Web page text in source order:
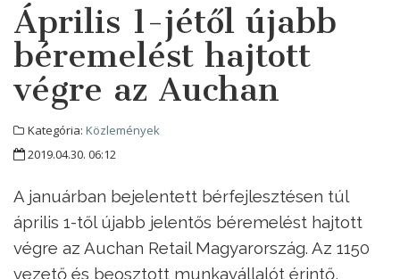
Április 1-jétől újabb
béremelést hajtott
végre az Auchan
Kategória: Közlemények
2019.04.30. 06:12
A januárban bejelentett bérfejlesztésen túl
április 1-től újabb jelentős béremelést hajtott
végre az Auchan Retail Magyarország. Az 1150
vezető és beosztott munkavállalót érintő,